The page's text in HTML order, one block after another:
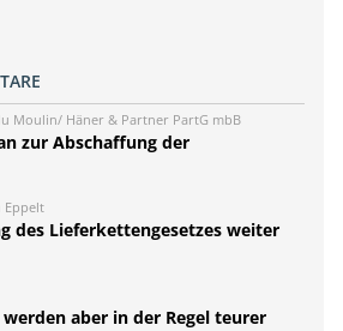
Moulin/ Häner & Partner PartG mbB
zur Abschaffung der
Eppelt
des Lieferkettengesetzes weiter
aber in der Regel teurer